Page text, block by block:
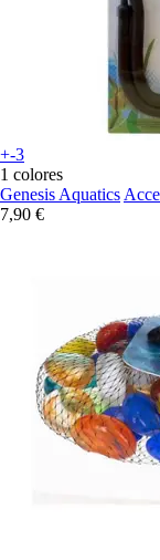
+-3
1 colores
Genesis Aquatics
7,90 €